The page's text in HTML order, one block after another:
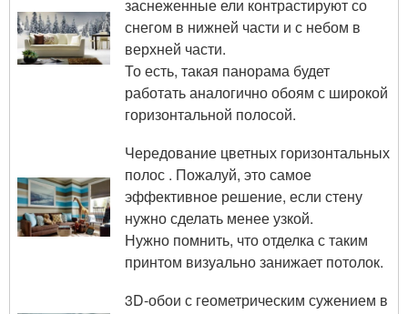
заснеженные ели контрастируют со
снегом в нижней части и с небом в
верхней части.
То есть, такая панорама будет
работать аналогично обоям с широкой
горизонтальной полосой.
Чередование цветных горизонтальных
полос . Пожалуй, это самое
эффективное решение, если стену
нужно сделать менее узкой.
Нужно помнить, что отделка с таким
принтом визуально занижает потолок.
3D-обои с геометрическим сужением в